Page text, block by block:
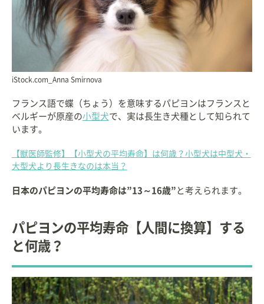
iStock.com_Anna Smirnova
フランス語で蝶（ちょう）を意味するパピヨンはフランスと
ベルギーが原産の小型犬で、実は長生き犬種として知られて
います。
【獣医師監修】【小型犬の平均寿命】は何歳？小型犬は中型犬・
大型犬より長生きなのは本当？
日本のパピヨンの平均寿命は”13～16歳” と考えられます。
パピヨンの平均寿命【人間に換算】する
と何歳？